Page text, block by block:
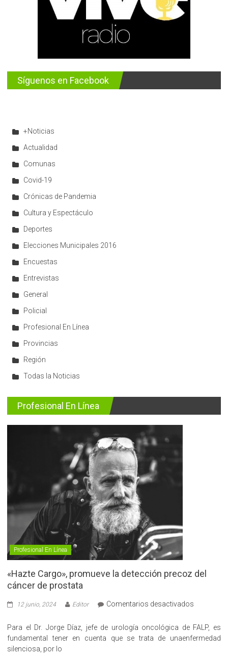
Síguenos en Facebook
+Noticias
Actualidad
Comunas
Covid-19
Crónicas de Pandemia
Cultura y Espectáculo
Deportes
Elecciones Municipales 2016
Encuestas
Entrevistas
General
Policial
Profesional En Línea
Provincias
Región
Todas la Noticias
Profesional En Línea
Profesional En Línea
«Hazte Cargo», promueve la detección precoz del
cáncer de prostata
12 junio, 2024 Editor Comentarios desactivados
Cargo»,
promueve
Para el Dr. Jorge Díaz, jefe de urología oncológica de FALP, es
fundamental tener en cuenta que se trata de unaenfermedad
silenciosa, por lo